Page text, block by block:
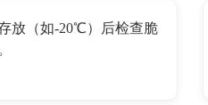
放（如-20℃）后检查脆